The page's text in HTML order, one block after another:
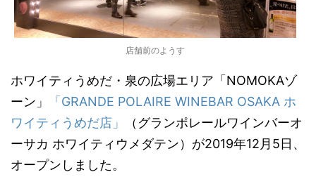
店舗前のようす
ホワイティうめだ・泉の広場エリア「NOMOKAゾ
ーン」
「GRANDE POLAIRE WINEBAR OSAKA ホ
ワイティうめだ店」
（グランポレールワインバーオ
ーサカ ホワイティウメダテン）が2019年12月5日、
オープンしました。